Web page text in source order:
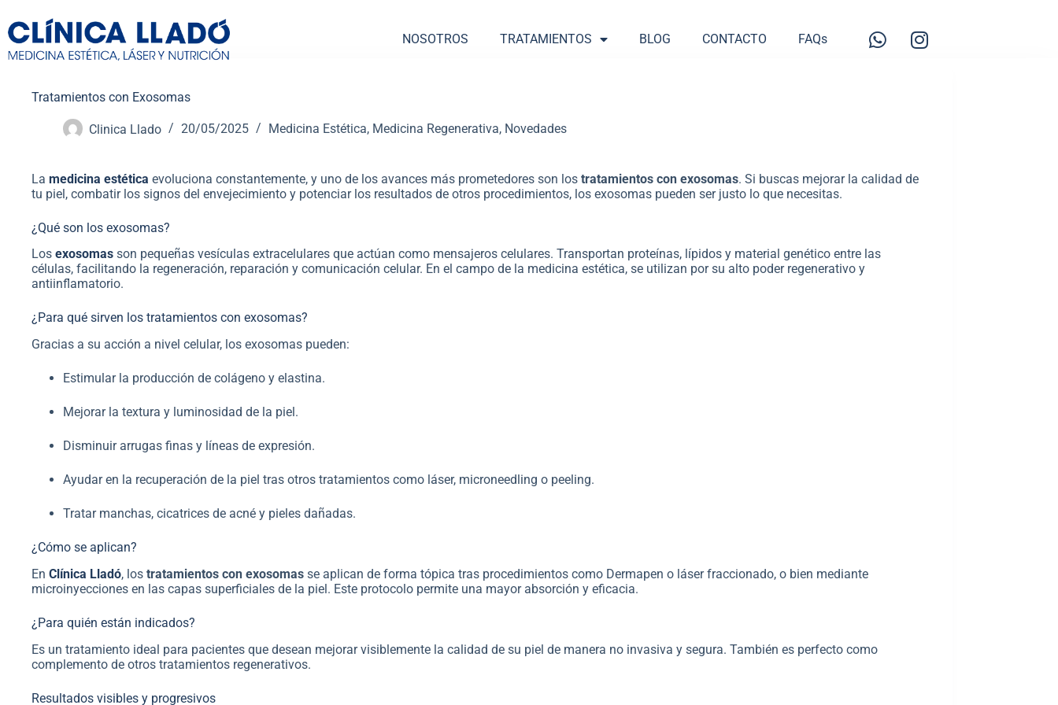
NOSOTROS TRATAMIENTOS BLOG CONTACTO FAQs
Tratamientos con Exosomas
Clinica Llado 20/05/2025 Medicina Estética, Medicina Regenerativa, Novedades
La medicina estética evoluciona constantemente, y uno de los avances más prometedores son los tratamientos con exosomas. Si buscas mejorar la calidad de
tu piel, combatir los signos del envejecimiento y potenciar los resultados de otros procedimientos, los exosomas pueden ser justo lo que necesitas.
¿Qué son los exosomas?
Los exosomas son pequeñas vesículas extracelulares que actúan como mensajeros celulares. Transportan proteínas, lípidos y material genético entre las
células, facilitando la regeneración, reparación y comunicación celular. En el campo de la medicina estética, se utilizan por su alto poder regenerativo y
antiinflamatorio.
¿Para qué sirven los tratamientos con exosomas?
Gracias a su acción a nivel celular, los exosomas pueden:
Estimular la producción de colágeno y elastina.
Mejorar la textura y luminosidad de la piel.
Disminuir arrugas finas y líneas de expresión.
Ayudar en la recuperación de la piel tras otros tratamientos como láser, microneedling o peeling.
Tratar manchas, cicatrices de acné y pieles dañadas.
¿Cómo se aplican?
En Clínica Lladó, los tratamientos con exosomas se aplican de forma tópica tras procedimientos como Dermapen o láser fraccionado, o bien mediante
microinyecciones en las capas superficiales de la piel. Este protocolo permite una mayor absorción y eficacia.
¿Para quién están indicados?
Es un tratamiento ideal para pacientes que desean mejorar visiblemente la calidad de su piel de manera no invasiva y segura. También es perfecto como
complemento de otros tratamientos regenerativos.
Resultados visibles y progresivos